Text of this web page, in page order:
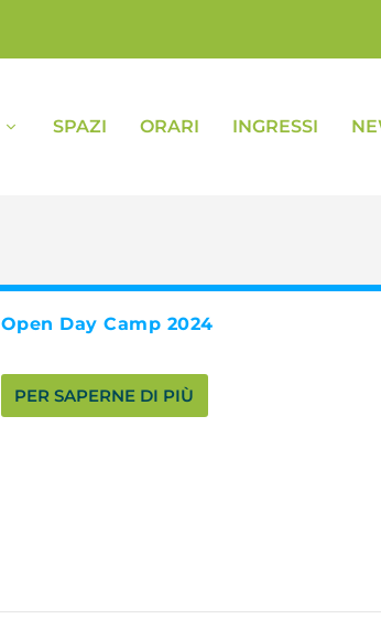
SPAZI ORARI INGRESSI
Open Day Camp 2024
PER SAPERNE DI PIÙ